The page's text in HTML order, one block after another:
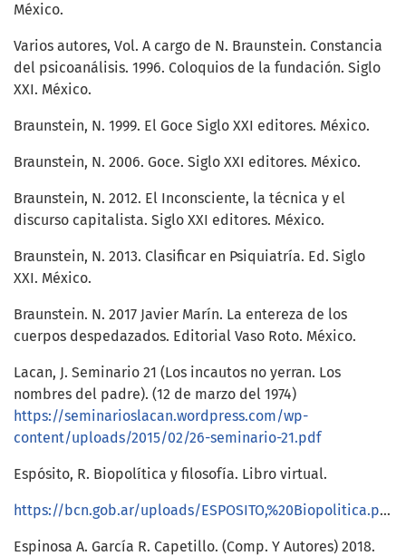
México.
Varios autores, Vol. A cargo de N. Braunstein. Constancia
del psicoanálisis. 1996. Coloquios de la fundación. Siglo
XXI. México.
Braunstein, N. 1999. El Goce Siglo XXI editores. México.
Braunstein, N. 2006. Goce. Siglo XXI editores. México.
Braunstein, N. 2012. El Inconsciente, la técnica y el
discurso capitalista. Siglo XXI editores. México.
Braunstein, N. 2013. Clasificar en Psiquiatría. Ed. Siglo
XXI. México.
Braunstein. N. 2017 Javier Marín. La entereza de los
cuerpos despedazados. Editorial Vaso Roto. México.
Lacan, J. Seminario 21 (Los incautos no yerran. Los
nombres del padre). (12 de marzo del 1974)
https://seminarioslacan.wordpress.com/wp-
content/uploads/2015/02/26-seminario-21.pdf
Espósito, R. Biopolítica y filosofía. Libro virtual.
https://bcn.gob.ar/uploads/ESPOSITO,%20Biopolitica.pdf
Espinosa A. García R. Capetillo. (Comp. Y Autores) 2018.